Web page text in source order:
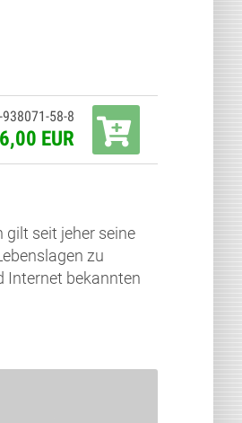
58-8
EUR
gilt seit jeher seine
zu
Internet bekannten